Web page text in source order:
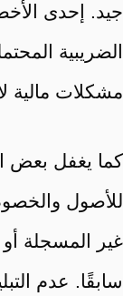
جيد. إحدى
الضريبية
مشكلات مالية
كما يغفل بعض
للأصول
غير المسجلة
سابقًا. عدم